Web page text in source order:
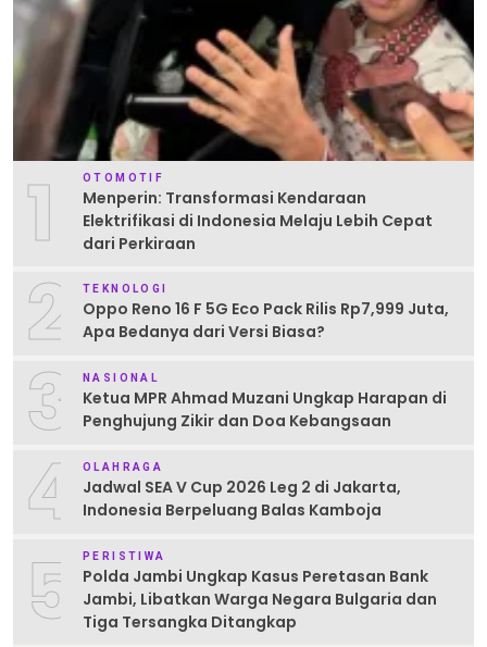
1 OTOMOTIF
Menperin: Transformasi Kendaraan
Elektrifikasi di Indonesia Melaju Lebih Cepat
dari Perkiraan
2 TEKNOLOGI
Oppo Reno 16 F 5G Eco Pack Rilis Rp7,999 Juta,
Apa Bedanya dari Versi Biasa?
3 NASIONAL
Ketua MPR Ahmad Muzani Ungkap Harapan di
Penghujung Zikir dan Doa Kebangsaan
4 OLAHRAGA
Jadwal SEA V Cup 2026 Leg 2 di Jakarta,
Indonesia Berpeluang Balas Kamboja
5 PERISTIWA
Polda Jambi Ungkap Kasus Peretasan Bank
Jambi, Libatkan Warga Negara Bulgaria dan
Tiga Tersangka Ditangkap